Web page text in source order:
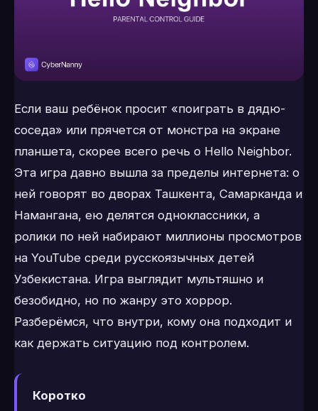
Если ваш ребёнок просит «поиграть в дядю-
соседа» или прячется от монстра на экране
планшета, скорее всего речь о Hello Neighbor.
Эта игра давно вышла за пределы интернета: о
ней говорят во дворах Ташкента, Самарканда и
Намангана, ею делятся одноклассники, а
ролики по ней набирают миллионы просмотров
на YouTube среди русскоязычных детей
Узбекистана. Игра выглядит мультяшно и
безобидно, но по жанру это хоррор.
Разберёмся, что внутри, кому она подходит и
как держать ситуацию под контролем.
Коротко